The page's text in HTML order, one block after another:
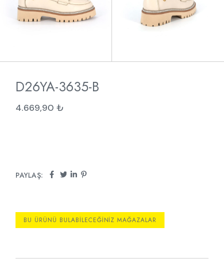
D26YA-3635-B
4.669,90₺
PAYLAŞ:
BU ÜRÜNÜ BULABILECEĞINIZ MAĞAZALAR